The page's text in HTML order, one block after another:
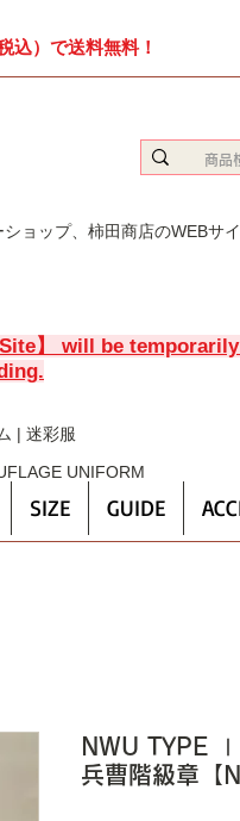
込）で送料無料！
ョップ、柿田商店のWEBサイ
】 will be
| 迷彩服
UNIFORM
SIZE GUIDE
NWU TYPE
兵曹階級章【